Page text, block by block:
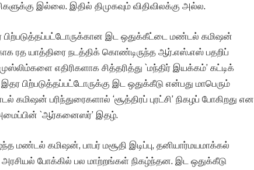
இல்லை. இதில் திமுகவும் விதிவிலக்கு அல்ல.
இட ஒதுக்கீட்டை மண்டல் கமிஷன்
ரத யாத்திரை நடத்திக் கொண்டிருந்த ஆர்.எஸ்.எஸ் பதறிப்
எதிரிகளாக சித்தரித்து `மந்திர் இயக்கம்’ கட்டிக்
பிற்படுத்தப்பட்டோருக்கு இட ஒதுக்கீடு என்பது மாபெரும்
பரிந்துரைகளால் ‘சூத்திரப் புரட்சி’ நிகழப் போகிறது என
`ஆர்கனைஸர்’ இதழ்.
கமிஷன், பாபர் மசூதி இடிப்பு, தனியார்மயமாக்கல்
அரசியல் போக்கில் பல மாற்றங்கள் நிகழ்ந்தன. இட ஒதுக்கீடு